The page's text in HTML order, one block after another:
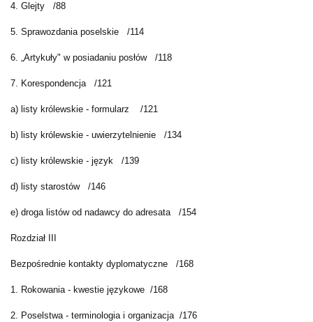
4. Glejty /88
5. Sprawozdania poselskie /114
6. „Artykuły" w posiadaniu posłów /118
7. Korespondencja /121
a) listy królewskie - formularz /121
b) listy królewskie - uwierzytelnienie /134
c) listy królewskie - język /139
d) listy starostów /146
e) droga listów od nadawcy do adresata /154
Rozdział III
Bezpośrednie kontakty dyplomatyczne /168
1. Rokowania - kwestie językowe /168
2. Poselstwa - terminologia i organizacja /176